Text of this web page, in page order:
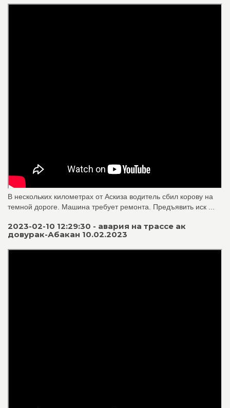
В нескольких километрах от Аскиза водитель сбил корову на
темной дороге. Машина требует ремонта. Предъявить иск ...
2023-02-10 12:29:30 - авария на трассе ак
довурак-Абакан 10.02.2023